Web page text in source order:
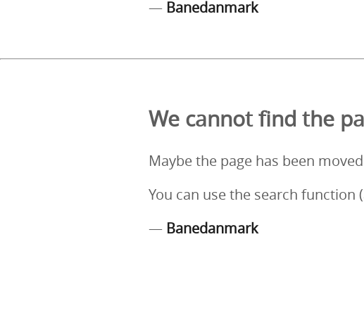
— Banedanmark
We cannot find the
Maybe the page has been
You can use the search
— Banedanmark